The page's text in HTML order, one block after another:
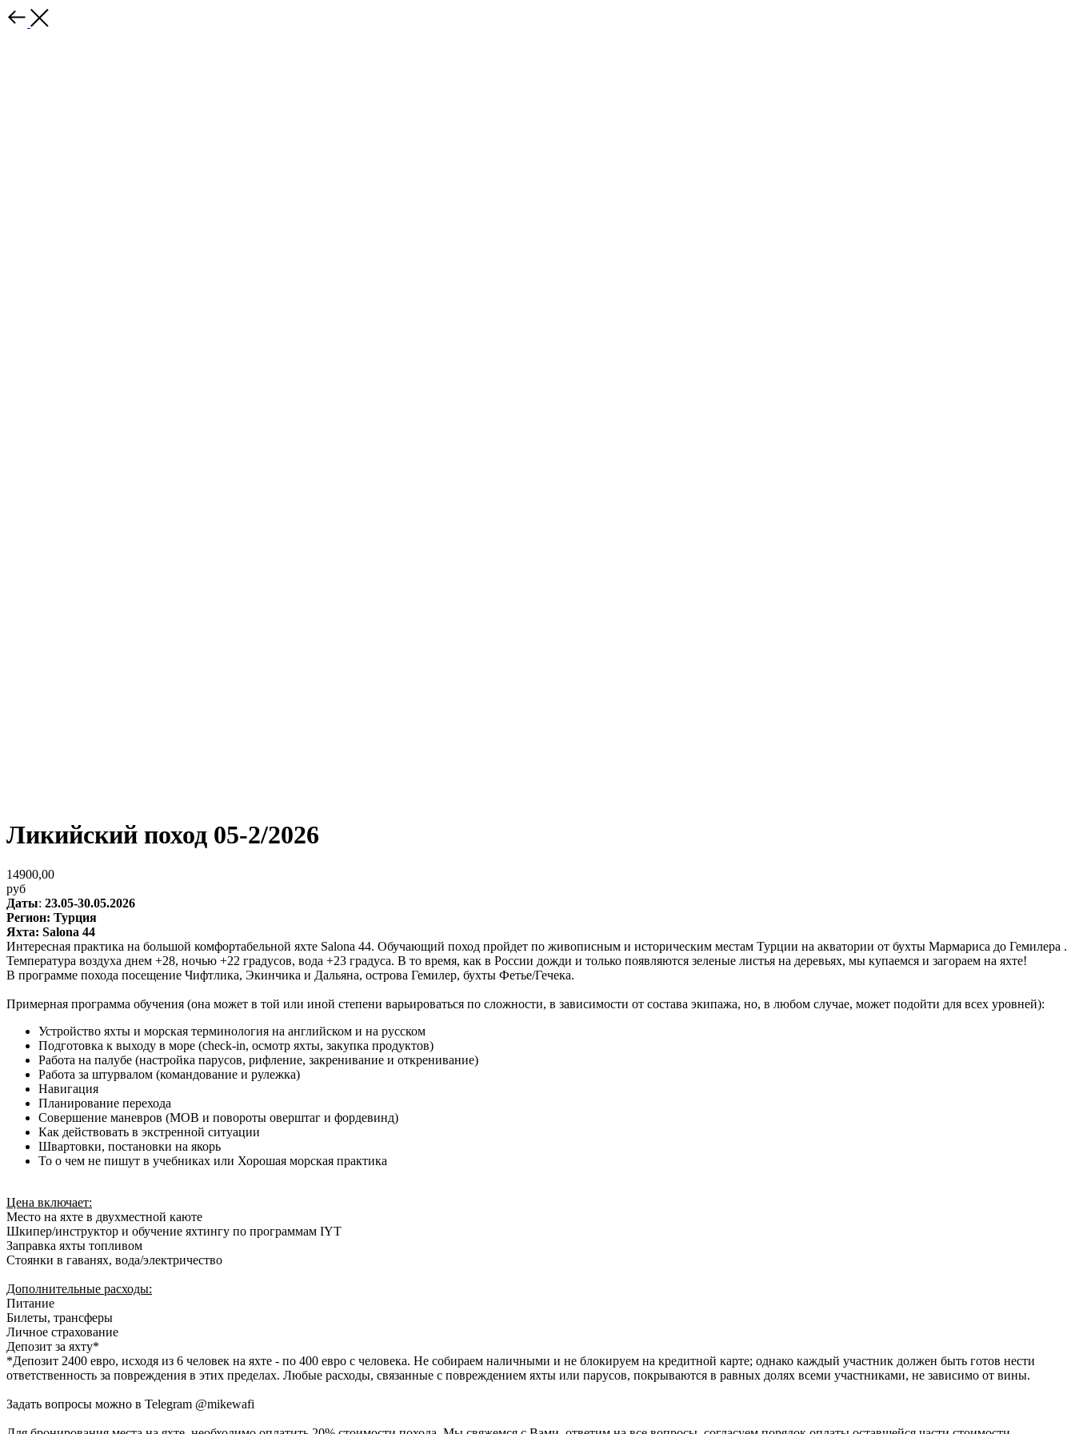
Ликийский поход 05-2/2026
14900,00
руб
Даты: 23.05-30.05.2026
Регион: Турция
Яхта: Salona 44
Интересная практика на большой комфортабельной яхте Salona 44. Обучающий поход пройдет по живописным и историческим местам Турции на акватории от бухты Мармариса до Гемилера .
Температура воздуха днем +28, ночью +22 градусов, вода +23 градуса. В то время, как в России дожди и только появляются зеленые листья на деревьях, мы купаемся и загораем на яхте!
В программе похода посещение Чифтлика, Экинчика и Дальяна, острова Гемилер, бухты Фетье/Гечека.
Примерная программа обучения (она может в той или иной степени варьироваться по сложности, в зависимости от состава экипажа, но, в любом случае, может подойти для всех уровней):
Устройство яхты и морская терминология на английском и на русском
Подготовка к выходу в море (check-in, осмотр яхты, закупка продуктов)
Работа на палубе (настройка парусов, рифление, закренивание и откренивание)
Работа за штурвалом (командование и рулежка)
Навигация
Планирование перехода
Совершение маневров (MOB и повороты оверштаг и фордевинд)
Как действовать в экстренной ситуации
Швартовки, постановки на якорь
То о чем не пишут в учебниках или Хорошая морская практика
Цена включает:
Место на яхте в двухместной каюте
Шкипер/инструктор и обучение яхтингу по программам IYT
Заправка яхты топливом
Стоянки в гаванях, вода/электричество
Дополнительные расходы:
Питание
Билеты, трансферы
Личное страхование
Депозит за яхту*
*Депозит 2400 евро, исходя из 6 человек на яхте - по 400 евро с человека. Не собираем наличными и не блокируем на кредитной карте; однако каждый участник должен быть готов нести
ответственность за повреждения в этих пределах. Любые расходы, связанные с повреждением яхты или парусов, покрываются в равных долях всеми участниками, не зависимо от вины.
Задать вопросы можно в Telegram @mikewafi